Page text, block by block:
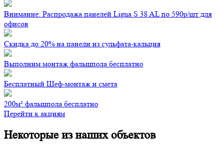
Внимание: Распродажа панелей Ligna S 38 AL по 590р/шт для
офисов
Скидка до 20% на панели из сульфата-кальция
Выполним монтаж фальшпола бесплатно
Бесплатный Шеф-монтаж и смета
200м² фальшпола бесплатно
Перейти к акциям
Некоторые из наших объектов